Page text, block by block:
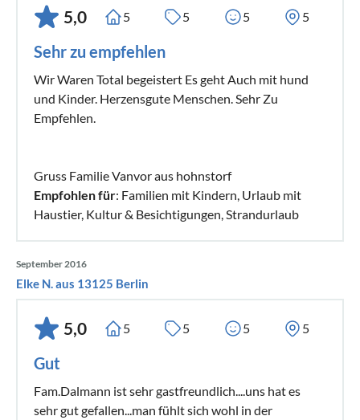
5,0 5 5 5 5
Sehr zu empfehlen
Wir Waren Total begeistert Es geht Auch mit hund
und Kinder. Herzensgute Menschen. Sehr Zu
Empfehlen.
Gruss Familie Vanvor aus hohnstorf
Empfohlen für: Familien mit Kindern, Urlaub mit
Haustier, Kultur & Besichtigungen, Strandurlaub
September 2016
Elke N. aus 13125 Berlin
5,0 5 5 5 5
Gut
Fam.Dalmann ist sehr gastfreundlich....uns hat es
sehr gut gefallen...man fühlt sich wohl in der